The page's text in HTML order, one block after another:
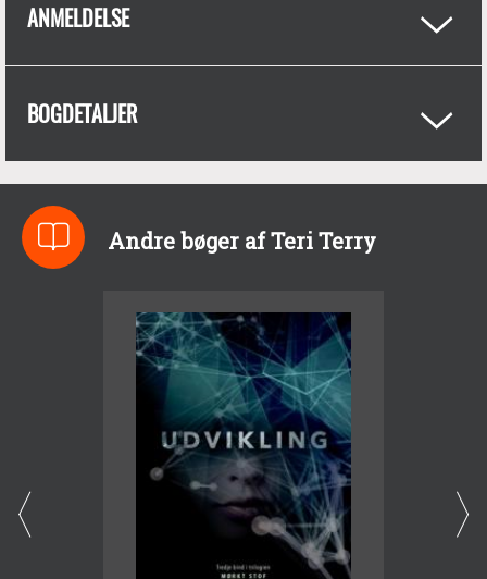
ANMELDELSE
BOGDETALJER
Andre bøger af Teri Terry